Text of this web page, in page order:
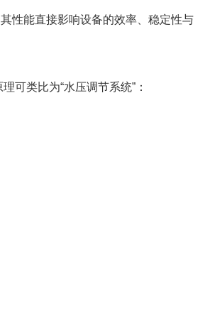
性能直接影响设备的效率、稳定性与
可类比为“水压调节系统”：